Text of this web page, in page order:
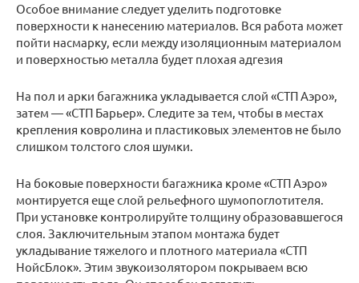
Особое внимание следует уделить подготовке
поверхности к нанесению материалов. Вся работа может
пойти насмарку, если между изоляционным материалом
и поверхностью металла будет плохая адгезия
На пол и арки багажника укладывается слой «СТП Аэро»,
затем — «СТП Барьер». Следите за тем, чтобы в местах
крепления ковролина и пластиковых элементов не было
слишком толстого слоя шумки.
На боковые поверхности багажника кроме «СТП Аэро»
монтируется еще слой рельефного шумопоглотителя.
При установке контролируйте толщину образовавшегося
слоя. Заключительным этапом монтажа будет
укладывание тяжелого и плотного материала «СТП
НойсБлок». Этим звукоизолятором покрываем всю